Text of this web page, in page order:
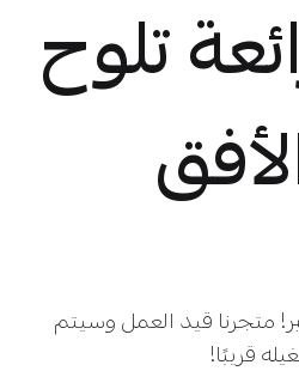
تلوح
متجرنا قيد العمل وسيتم
قريبًا!